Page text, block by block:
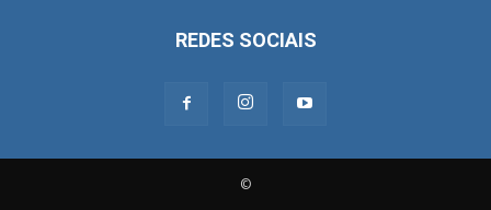
REDES SOCIAIS
©